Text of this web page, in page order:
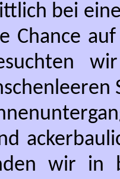
bei
Chance
wir in